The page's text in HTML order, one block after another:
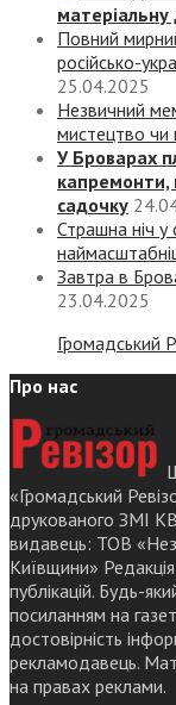
Повний
російсько-
25.04.2025
Незвичний
мистецтво чи
У Броварах
капремонти,
садочку
Страшна ніч у
Завтра в
23.04.2025
Громадський
Про нас
«Громадський
друкованого ЗМІ
видавець: ТОВ
Київщини»
публікацій. Будь-
посиланням на
достовірність
рекламодавець.
на правах реклами.